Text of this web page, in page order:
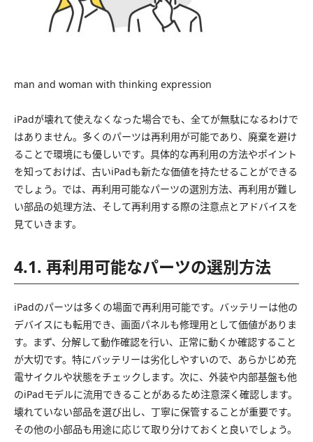
man and woman with thinking expression
iPadが壊れて使えなくなった場合でも、全てが無駄になるわけで
はありません。多くのパーツは再利用が可能であり、廃棄を避け
ることで環境にも優しいです。具体的な再利用の方法やポイント
を知っておけば、古いiPadも新たな価値を持たせることができる
でしょう。では、再利用可能なパーツの選別方法、再利用が難し
い部品の処理方法、そして再利用する際の注意点とアドバイスを
見ていきます。
4.1. 再利用可能なパーツの選別方法
iPadのパーツは多くの場面で再利用可能です。バッテリーは他の
デバイスにも転用でき、画面パネルも修理用として価値がありま
す。まず、分解して動作確認を行い、正常に動くか確認すること
が大切です。特にバッテリーは劣化しやすいので、あらかじめ充
電サイクルや状態をチェックします。次に、外装や内部基盤も他
のiPadモデルに流用できることがあるため注意深く確認します。
壊れていない部品を選び出し、丁寧に保管することが重要です。
その他の小部品も用途に応じて取り分けておくと良いでしょう。